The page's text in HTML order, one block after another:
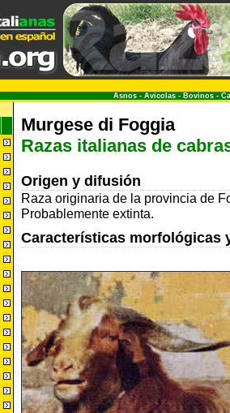
Asnos - Avicolas - Bovinos -
Murgese di Foggia
Razas italianas de
Origen y difusión
Raza originaria de la provincia de
Probablemente extinta.
Características morfológicas